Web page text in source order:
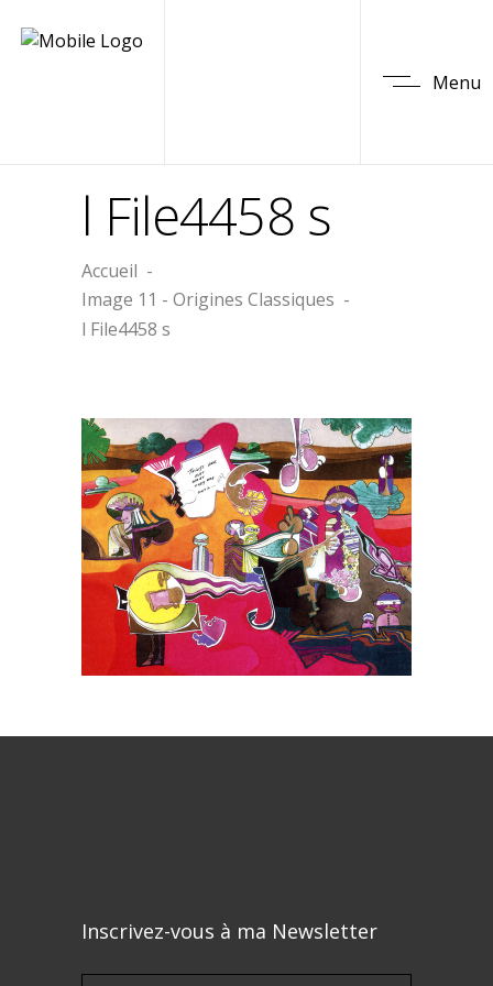
Menu
l File4458 s
Accueil -
Image 11 - Origines Classiques -
l File4458 s
Inscrivez-vous à ma Newsletter